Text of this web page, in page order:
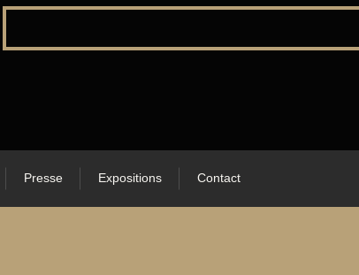
Presse Expositions Contact